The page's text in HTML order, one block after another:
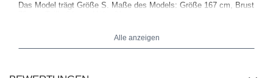
Das Model trägt Größe S. Maße des Models: Größe 167 cm, Brust
Alle anzeigen